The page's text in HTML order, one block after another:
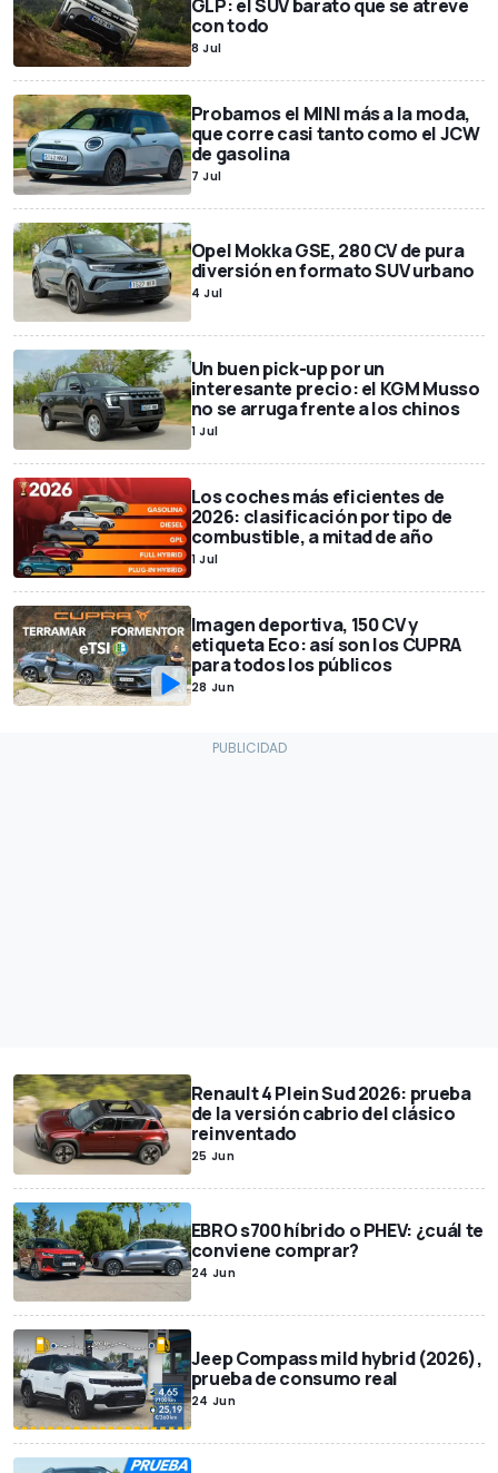
GLP: el SUV barato que se atreve
con todo
8 Jul
Probamos el MINI más a la moda,
que corre casi tanto como el JCW
de gasolina
7 Jul
Opel Mokka GSE, 280 CV de pura
diversión en formato SUV urbano
4 Jul
Un buen pick-up por un
interesante precio: el KGM Musso
no se arruga frente a los chinos
1 Jul
Los coches más eficientes de
2026: clasificación por tipo de
combustible, a mitad de año
1 Jul
Imagen deportiva, 150 CV y
etiqueta Eco: así son los CUPRA
para todos los públicos
28 Jun
Renault 4 Plein Sud 2026: prueba
de la versión cabrio del clásico
reinventado
25 Jun
EBRO s700 híbrido o PHEV: ¿cuál te
conviene comprar?
24 Jun
Jeep Compass mild hybrid (2026),
prueba de consumo real
24 Jun